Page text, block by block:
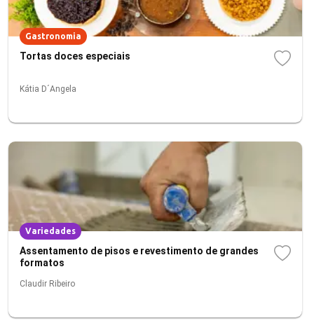
Gastronomia
Tortas doces especiais
Kátia D´Angela
Variedades
Assentamento de pisos e revestimento de grandes
formatos
Claudir Ribeiro